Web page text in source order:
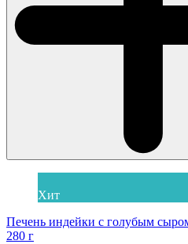
Хит
Печень индейки с голубым
280 г